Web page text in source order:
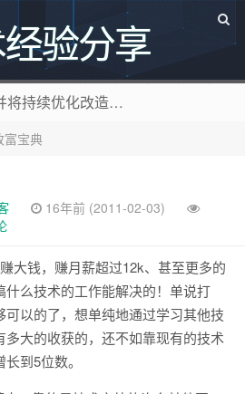
验分享
已升级为最新版主题,并将持续优化改造中，支持说说碎语功能，可像添加文章一样直接添加说说，
发 联系：
欢迎访问ByWei.Cn，推荐使用最新版火狐浏览器和Chrome浏览器访问本网站，加入百味博客
富宝典
16年前 (2011-02-03)
大钱，赚月薪超过12k、甚至更多的
么技术的工作能解决的！单说打
以的了，想单纯地通过学习其他技
多大的收获的，还不如靠现有的技术
到5位数。